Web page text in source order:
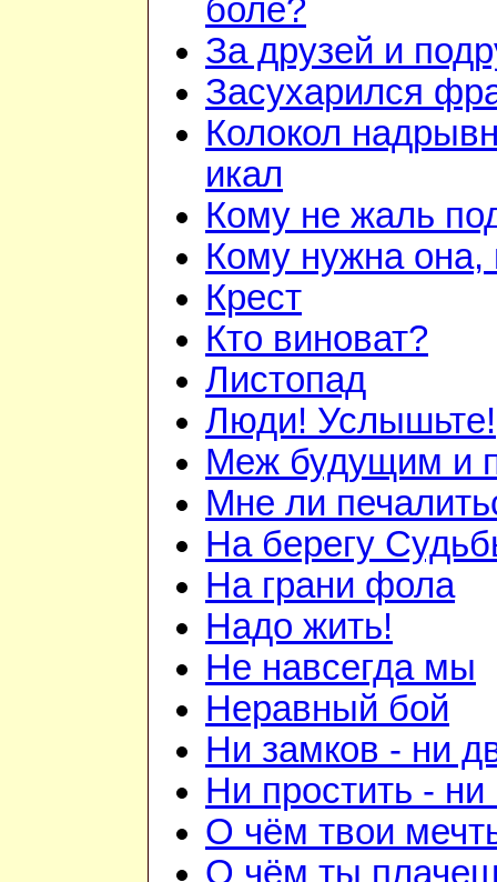
боле?
За друзей и
Засухарился
Колокол
икал
Кому не жаль
Кому нужна она,
Крест
Кто виноват?
Листопад
Люди! Услышьте!
Меж будущим и
Мне ли
На берегу
На грани фола
Надо жить!
Не навсегда мы
Неравный бой
Ни замков - ни
Ни простить - ни
О чём твои
О чём ты